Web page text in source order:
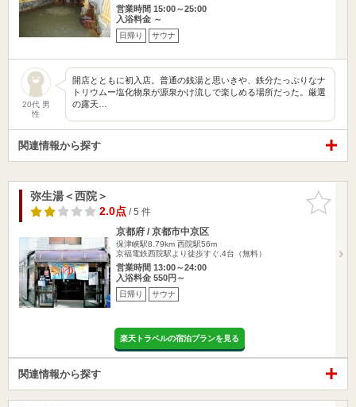
営業時間 15:00～25:00
入浴料金 ～
日帰り サウナ
20代 男
性
開店とともに初入店。普通の銭湯と思いきや、鉄分たっぷりなナ
トリウムー塩化物泉が源泉かけ流しで楽しめる場所だった。厳選
の露天…
関連情報から探す
お気に入
りに追加
弥生湯＜西院＞
2.0点/ 5 件
京都府 / 京都市中京区
保津峡駅8.79km 西院駅56m
京福電鉄西院駅より徒歩すぐ,4台（無料）
営業時間 13:00～24:00
入浴料金 550円～
日帰り サウナ
楽天トラベルの宿泊プランを見る
関連情報から探す